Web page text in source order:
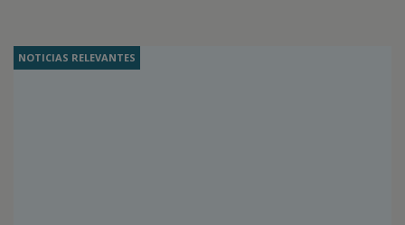
NOTICIAS RELEVANTES